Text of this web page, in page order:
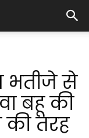
भतीजे से
बहू की
की तरह